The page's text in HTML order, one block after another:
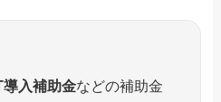
導入補助金などの補助金